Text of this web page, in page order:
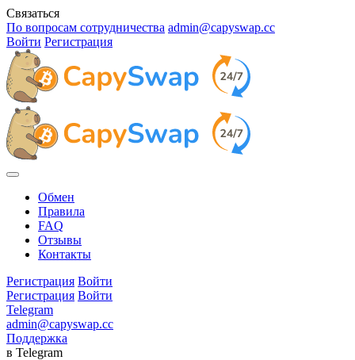
Связаться
По вопросам сотрудничества admin@capyswap.cc
Войти Регистрация
Обмен
Правила
FAQ
Отзывы
Контакты
Регистрация Войти
Регистрация Войти
Telegram
admin@capyswap.cc
Поддержка
в Telegram